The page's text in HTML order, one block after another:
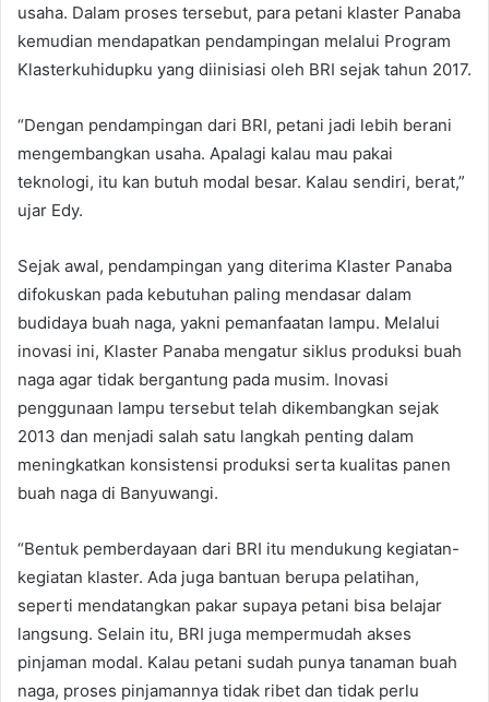
usaha. Dalam proses tersebut, para petani klaster Panaba
kemudian mendapatkan pendampingan melalui Program
Klasterkuhidupku yang diinisiasi oleh BRI sejak tahun 2017.
“Dengan pendampingan dari BRI, petani jadi lebih berani
mengembangkan usaha. Apalagi kalau mau pakai
teknologi, itu kan butuh modal besar. Kalau sendiri, berat,”
ujar Edy.
Sejak awal, pendampingan yang diterima Klaster Panaba
difokuskan pada kebutuhan paling mendasar dalam
budidaya buah naga, yakni pemanfaatan lampu. Melalui
inovasi ini, Klaster Panaba mengatur siklus produksi buah
naga agar tidak bergantung pada musim. Inovasi
penggunaan lampu tersebut telah dikembangkan sejak
2013 dan menjadi salah satu langkah penting dalam
meningkatkan konsistensi produksi serta kualitas panen
buah naga di Banyuwangi.
“Bentuk pemberdayaan dari BRI itu mendukung kegiatan-
kegiatan klaster. Ada juga bantuan berupa pelatihan,
seperti mendatangkan pakar supaya petani bisa belajar
langsung. Selain itu, BRI juga mempermudah akses
pinjaman modal. Kalau petani sudah punya tanaman buah
naga, proses pinjamannya tidak ribet dan tidak perlu